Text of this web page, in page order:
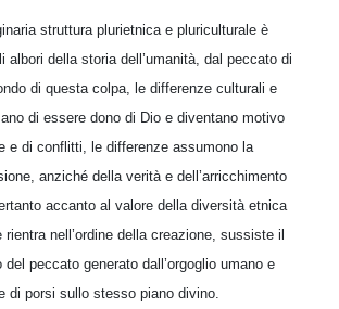
struttura plurietnica e pluriculturale è
albori della storia dell’umanità, dal peccato di
di questa colpa, le differenze culturali e
di essere dono di Dio e diventano motivo
e di conflitti, le differenze assumono la
anziché della verità e dell’arricchimento
accanto al valore della diversità etnica
nell’ordine della creazione, sussiste il
peccato generato dall’orgoglio umano e
di porsi sullo stesso piano divino.